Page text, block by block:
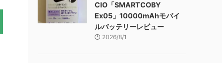
CIO「SMARTCOBY
Ex05」10000mAhモバイ
ルバッテリーレビュー
2026/8/1